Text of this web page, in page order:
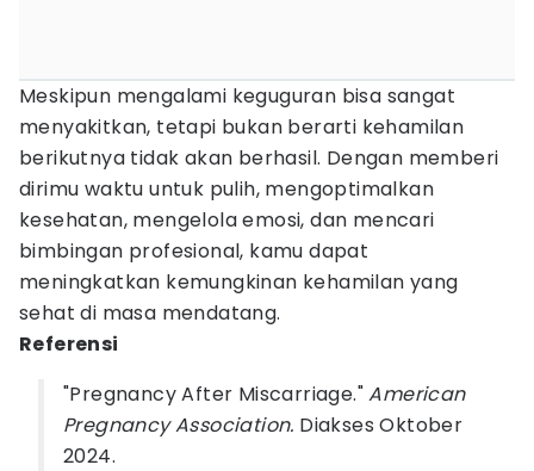
Meskipun mengalami keguguran bisa sangat
menyakitkan, tetapi bukan berarti kehamilan
berikutnya tidak akan berhasil. Dengan memberi
dirimu waktu untuk pulih, mengoptimalkan
kesehatan, mengelola emosi, dan mencari
bimbingan profesional, kamu dapat
meningkatkan kemungkinan kehamilan yang
sehat di masa mendatang.
Referensi
"Pregnancy After Miscarriage."American
Pregnancy Association. Diakses Oktober
2024.